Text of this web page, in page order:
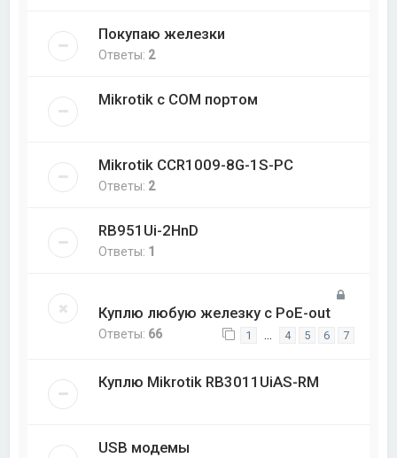
Покупаю железки
Ответы: 2
Mikrotik с COM портом
Mikrotik CCR1009-8G-1S-PC
Ответы: 2
RB951Ui-2HnD
Ответы: 1
Куплю любую железку с PoE-out
Ответы: 66 1 4 5 6 7
Куплю Mikrotik RB3011UiAS-RM
USB модемы